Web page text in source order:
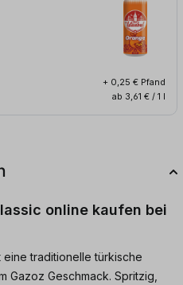
+ 0,25 € Pfand
ab 3,61 € / 1 l
online kaufen bei
eine traditionelle türkische
Gazoz Geschmack. Spritzig,